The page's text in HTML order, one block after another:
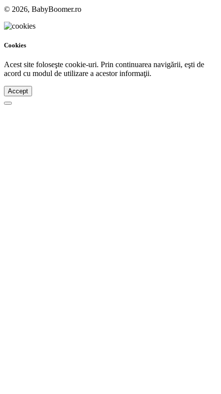
© 2026, BabyBoomer.ro
Cookies
Acest site foloseşte cookie-uri. Prin continuarea navigării, eşti de
acord cu modul de utilizare a acestor informaţii.
Accept